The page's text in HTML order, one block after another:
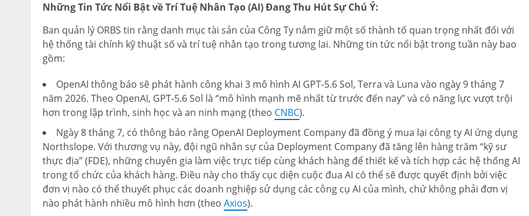
Những Tin Tức Nổi Bật về Trí Tuệ Nhân Tạo (AI) Đang Thu Hút Sự Chú Ý:
Ban quản lý ORBS tin rằng danh mục tài sản của Công Ty nắm giữ một số thành tố quan trọng nhất đối với
hệ thống tài chính kỹ thuật số và trí tuệ nhân tạo trong tương lai. Những tin tức nổi bật trong tuần này bao
gồm:
OpenAI thông báo sẽ phát hành công khai 3 mô hình AI GPT-5.6 Sol, Terra và Luna vào ngày 9 tháng 7
năm 2026. Theo OpenAI, GPT-5.6 Sol là “mô hình mạnh mẽ nhất từ trước đến nay” và có năng lực vượt trội
hơn trong lập trình, sinh học và an ninh mạng (theo CNBC).
Ngày 8 tháng 7, có thông báo rằng OpenAI Deployment Company đã đồng ý mua lại công ty AI ứng dụng
Northslope. Với thương vụ này, đội ngũ nhân sự của Deployment Company đã tăng lên hàng trăm “kỹ sư
thực địa” (FDE), những chuyên gia làm việc trực tiếp cùng khách hàng để thiết kế và tích hợp các hệ thống AI
trong tổ chức của khách hàng. Điều này cho thấy cục diện cuộc đua AI có thể sẽ được quyết định bởi việc
đơn vị nào có thể thuyết phục các doanh nghiệp sử dụng các công cụ AI của mình, chứ không phải đơn vị
nào phát hành nhiều mô hình hơn (theo Axios).